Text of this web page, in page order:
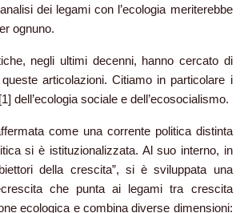
dei legami con l’ecologia meriterebbe
ognuno.
negli ultimi decenni, hanno cercato di
articolazioni. Citiamo in particolare i
dell’ecologia sociale e dell’ecosocialismo.
come una corrente politica distinta
si è istituzionalizzata. Al suo interno, in
della crescita”, si è sviluppata una
che punta ai legami tra crescita
ecologica e combina diverse dimensioni: